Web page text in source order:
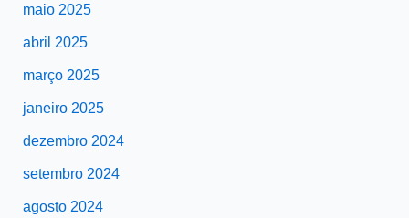
maio 2025
abril 2025
março 2025
janeiro 2025
dezembro 2024
setembro 2024
agosto 2024